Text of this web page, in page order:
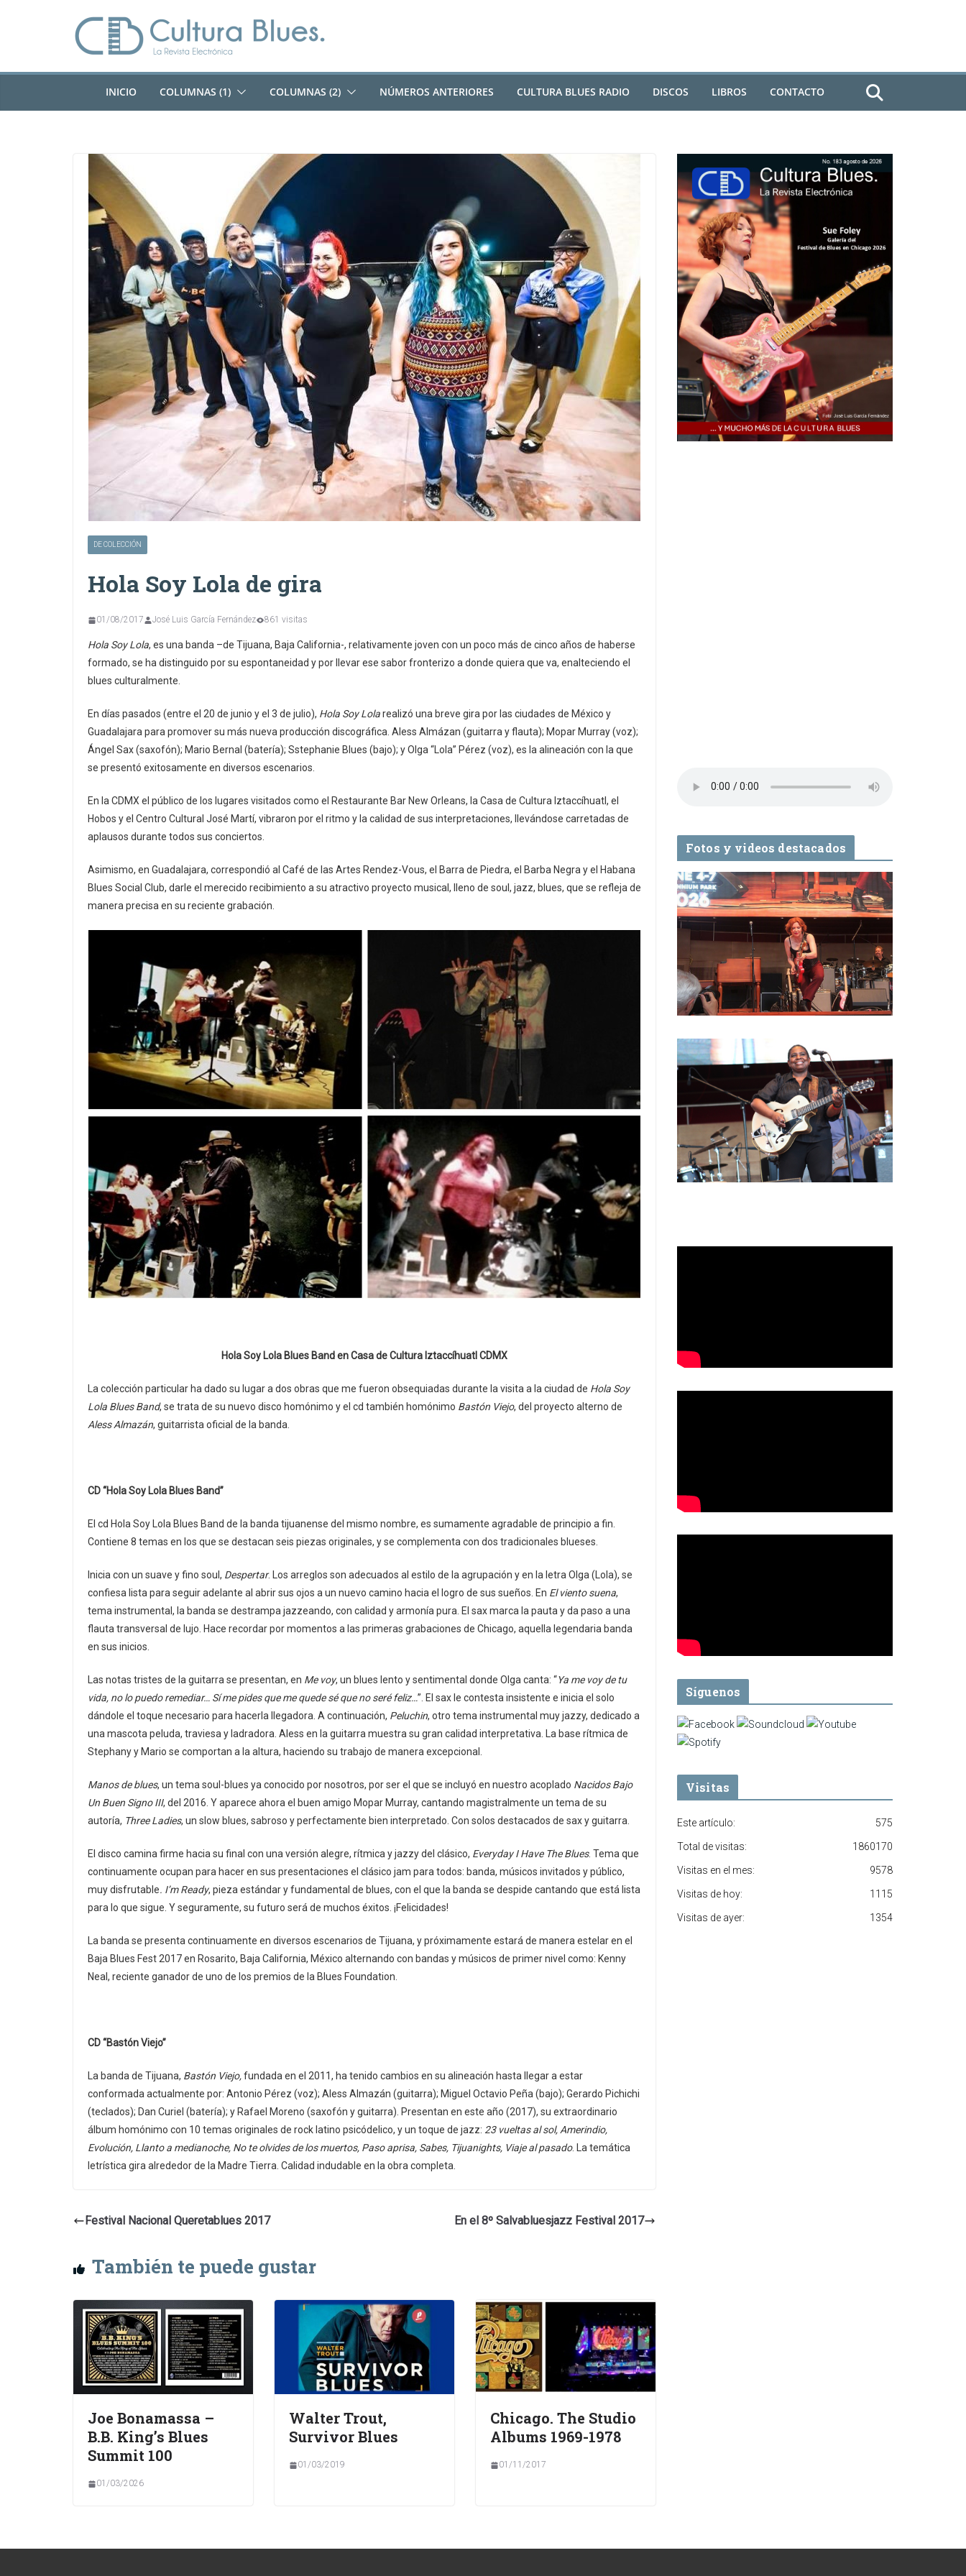
INICIO COLUMNAS (1) COLUMNAS (2) NÚMEROS ANTERIORES CULTURA BLUES RADIO DISCOS LIBROS CONTACTO
DE COLECCIÓN
Hola Soy Lola de gira
01/08/2017 José Luis García Fernández 861 visitas
Hola Soy Lola, es una banda –de Tijuana, Baja California-, relativamente joven con un poco más de cinco años de haberse
formado, se ha distinguido por su espontaneidad y por llevar ese sabor fronterizo a donde quiera que va, enalteciendo el
blues culturalmente.
En días pasados (entre el 20 de junio y el 3 de julio), Hola Soy Lolarealizó una breve gira por las ciudades de México y
Guadalajara para promover su más nueva producción discográfica. Aless Almázan (guitarra y flauta); Mopar Murray (voz);
Ángel Sax (saxofón); Mario Bernal (batería); Sstephanie Blues (bajo); y Olga “Lola” Pérez (voz), es la alineación con la que
se presentó exitosamente en diversos escenarios.
En la CDMX el público de los lugares visitados como el Restaurante Bar New Orleans, la Casa de Cultura Iztaccíhuatl, el
Hobos y el Centro Cultural José Martí, vibraron por el ritmo y la calidad de sus interpretaciones, llevándose carretadas de
aplausos durante todos sus conciertos.
Asimismo, en Guadalajara, correspondió al Café de las Artes Rendez-Vous, el Barra de Piedra, el Barba Negra y el Habana
Blues Social Club, darle el merecido recibimiento a su atractivo proyecto musical, lleno de soul, jazz, blues, que se refleja de
manera precisa en su reciente grabación.
Hola Soy Lola Blues Band en Casa de Cultura Iztaccíhuatl CDMX
La colección particular ha dado su lugar a dos obras que me fueron obsequiadas durante la visita a la ciudad de Hola Soy
Lola Blues Band, se trata de su nuevo disco homónimo y el cd también homónimo Bastón Viejo, del proyecto alterno de
Aless Almazán, guitarrista oficial de la banda.
CD “Hola Soy Lola Blues Band”
El cd Hola Soy Lola Blues Band de la banda tijuanense del mismo nombre, es sumamente agradable de principio a fin.
Contiene 8 temas en los que se destacan seis piezas originales, y se complementa con dos tradicionales blueses.
Inicia con un suave y fino soul, Despertar. Los arreglos son adecuados al estilo de la agrupación y en la letra Olga (Lola), se
confiesa lista para seguir adelante al abrir sus ojos a un nuevo camino hacia el logro de sus sueños. En El viento suena,
tema instrumental, la banda se destrampa jazzeando, con calidad y armonía pura. El sax marca la pauta y da paso a una
flauta transversal de lujo. Hace recordar por momentos a las primeras grabaciones de Chicago, aquella legendaria banda
en sus inicios.
Las notas tristes de la guitarra se presentan, en Me voy, un blues lento y sentimental donde Olga canta: “Ya me voy de tu
vida, no lo puedo remediar… Sí me pides que me quede sé que no seré feliz…”. El sax le contesta insistente e inicia el solo
dándole el toque necesario para hacerla llegadora. A continuación, Peluchin, otro tema instrumental muy jazzy, dedicado a
una mascota peluda, traviesa y ladradora. Aless en la guitarra muestra su gran calidad interpretativa. La base rítmica de
Stephany y Mario se comportan a la altura, haciendo su trabajo de manera excepcional.
Manos de blues, un tema soul-blues ya conocido por nosotros, por ser el que se incluyó en nuestro acoplado Nacidos Bajo
Un Buen Signo III, del 2016. Y aparece ahora el buen amigo Mopar Murray, cantando magistralmente un tema de su
autoría, Three Ladies, un slow blues, sabroso y perfectamente bien interpretado. Con solos destacados de sax y guitarra.
El disco camina firme hacia su final con una versión alegre, rítmica y jazzy del clásico, Everyday I Have The Blues. Tema que
continuamente ocupan para hacer en sus presentaciones el clásico jam para todos: banda, músicos invitados y público,
muy disfrutable. I’m Ready, pieza estándar y fundamental de blues, con el que la banda se despide cantando que está lista
para lo que sigue. Y seguramente, su futuro será de muchos éxitos. ¡Felicidades!
La banda se presenta continuamente en diversos escenarios de Tijuana, y próximamente estará de manera estelar en el
Baja Blues Fest 2017 en Rosarito, Baja California, México alternando con bandas y músicos de primer nivel como: Kenny
Neal, reciente ganador de uno de los premios de la Blues Foundation.
CD “Bastón Viejo”
La banda de Tijuana, Bastón Viejo,fundada en el 2011, ha tenido cambios en su alineación hasta llegar a estar
conformada actualmente por: Antonio Pérez (voz); Aless Almazán (guitarra); Miguel Octavio Peña (bajo); Gerardo Pichichi
(teclados); Dan Curiel (batería); y Rafael Moreno (saxofón y guitarra). Presentan en este año (2017), su extraordinario
álbum homónimo con 10 temas originales de rock latino psicódelico, y un toque de jazz: 23 vueltas al sol, Amerindio,
Evolución, Llanto a medianoche, No te olvides de los muertos, Paso aprisa, Sabes, Tijuanights, Viaje al pasado. La temática
letrística gira alrededor de la Madre Tierra. Calidad indudable en la obra completa.
Festival Nacional Queretablues 2017 En el 8º Salvabluesjazz Festival 2017
También te puede gustar
Joe Bonamassa –
B.B. King’s Blues
Summit 100
01/03/2026
Walter Trout,
Survivor Blues
01/03/2019
Chicago. The Studio
Albums 1969-1978
01/11/2017
Fotos y videos destacados
Síguenos
Visitas
575
Este artículo:
1860170
Total de visitas:
9578
Visitas en el mes:
1115
Visitas de hoy:
1354
Visitas de ayer: